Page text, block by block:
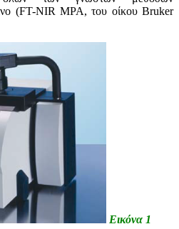
(FT-NIR MPA, του οίκου Bruker
Εικόνα 1